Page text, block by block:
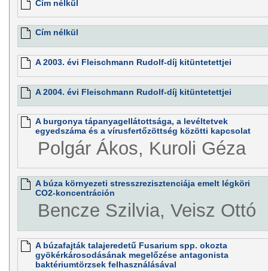
Cím nélkül
Cím nélkül
A 2003. évi Fleischmann Rudolf-díj kitüntetettjei
A 2004. évi Fleischmann Rudolf-díj kitüntetettjei
A burgonya tápanyagellátottsága, a levéltetvek
egyedszáma és a vírusfertőzöttség közötti kapcsolat
Polgár Ákos, Kuroli Géza
A búza környezeti stresszrezisztenciája emelt légköri
CO2-koncentráción
Bencze Szilvia, Veisz Ottó
A búzafajták talajeredetű Fusarium spp. okozta
gyökérkárosodásának megelőzése antagonista
baktériumtörzsek felhasználásával